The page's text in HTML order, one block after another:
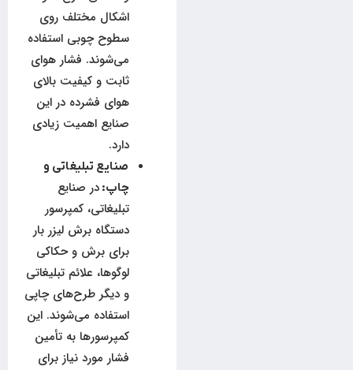
اشکال مختلف روی
سطوح چوبی استفاده
می‌شوند. فشار هوای
ثابت و کیفیت بالای
هوای فشرده در این
صنایع اهمیت زیادی
دارد.
صنایع تبلیغاتی و
چاپ: در صنایع
تبلیغاتی، کمپرسور
دستگاه برش لیزر بار
برای برش و حکاکی
لوگوها، علائم تبلیغاتی
و دیگر طرح‌های چاپی
استفاده می‌شوند. این
کمپرسورها به تأمین
فشار مورد نیاز برای